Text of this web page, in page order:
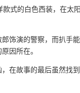
式的白色西装，在太
饰演的警察，而扒手
因所在。
在故事的最后虽然